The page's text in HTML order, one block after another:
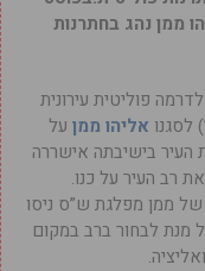
ממן נהג בחתרנות
פוליטית עירונית
לסגנו אליהו ממן על
העיר בישיבתה אישררה
רב העיר על כנו.
של ממן מפלגת ש”ס ניסו
מנת לבחור ברב במקום